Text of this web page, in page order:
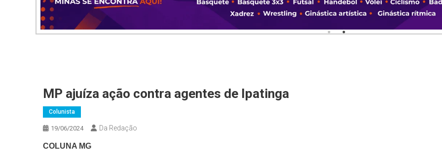
MP ajuíza ação contra agentes de Ipatinga
Colunista
19/06/2024 Da Redação
COLUNA MG